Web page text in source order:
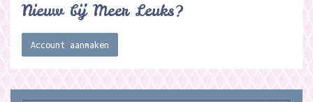
Nieuw bij Meer Leuks?
Account aanmaken